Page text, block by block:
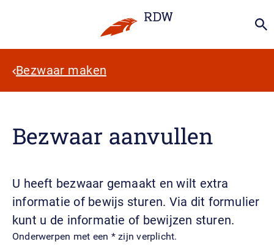
Bezwaar maken
Bezwaar aanvullen
U heeft bezwaar gemaakt en wilt extra
informatie of bewijs sturen. Via dit formulier
kunt u de informatie of bewijzen sturen.
​Onderwerpen met een * zijn verplicht.